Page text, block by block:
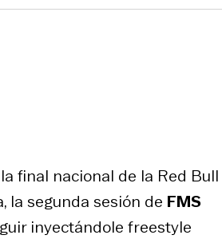
final nacional de la Red Bull
la segunda sesión de FMS
inyectándole freestyle